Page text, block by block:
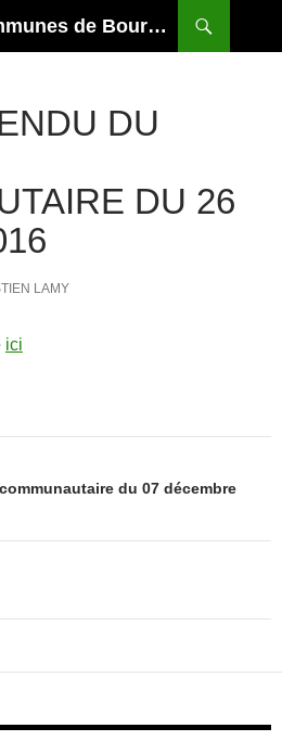
Communauté de communes de Bourmont Breuvannes Saint-Blin
DU
DU 26
LAMY
ici
du 07 décembre